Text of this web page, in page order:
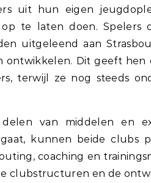
uit hun eigen
op te laten doen.
uitgeleend aan
ontwikkelen. Dit geeft hen
terwijl ze nog steeds
van middelen en
kunnen beide clubs
coaching en
clubstructuren en de